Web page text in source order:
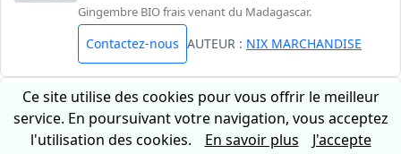
Gingembre BIO frais venant du Madagascar.
Contactez-nous AUTEUR : NIX MARCHANDISE
PRODUIT GINGEMBRE
Origine : Côte-d'Ivoire · Délai de livraison :
31/12/2021 · Date de dépot : 28 juin 2021
Ce site utilise des cookies pour vous offrir le meilleur
service. En poursuivant votre navigation, vous acceptez
l'utilisation des cookies.
En savoir plus J'accepte